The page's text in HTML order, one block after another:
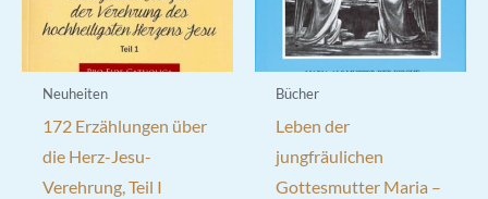
Neuheiten
172 Erzählungen über
die Herz-Jesu-
Verehrung, Teil I
Bücher
Leben der
jungfräulichen
Gottesmutter Maria –